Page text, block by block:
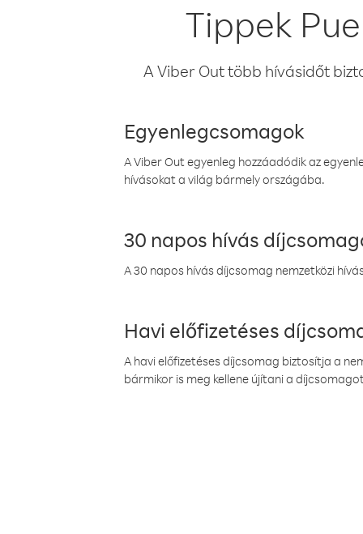
Tippek
A Viber Out több hívásidőt
Egyenlegcsomagok
A Viber Out egyenleg hozzáadódik az
hívásokat a világ bármely országába.
30 napos hívás
A 30 napos hívás díjcsomag nemzetközi
Havi előfizetéses
A havi előfizetéses díjcsomag biztosítja a
bármikor is meg kellene újítani a